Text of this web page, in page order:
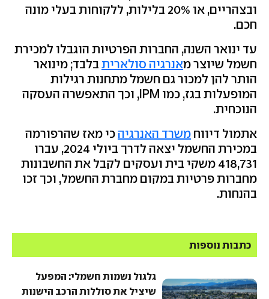
ובצהריים, או 20% בלילות, ללקוחות בעלי מונה
חכם.
עד ינואר השנה, החברות הפרטיות הוגבלו למכירת
חשמל שיוצר מאנרגיה סולאריתבלבד; מינואר
הותר להן למכור גם חשמל מתחנות רגילות
המופעלות בגז, כמו IPM, וכך התאפשרה העסקה
הנוכחית.
אתמול דיווחמשרד האנרגיהכי מאז שהרפורמה
במכירת החשמל יצאה לדרך ביולי 2024, עברו
418,731 משקי בית ועסקים לקבל את החשבונות
מחברות פרטיות במקום מחברת החשמל, וכך זכו
בהנחות.
כתבות נוספות
גלגול נשמות חשמלי: המפעל
שיציל את סוללות הרכב הישנות